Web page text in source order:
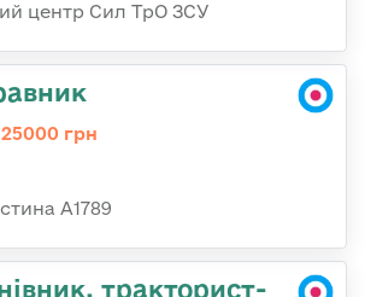
центр Сил ТрО ЗСУ
грн
А1789
тракторист-